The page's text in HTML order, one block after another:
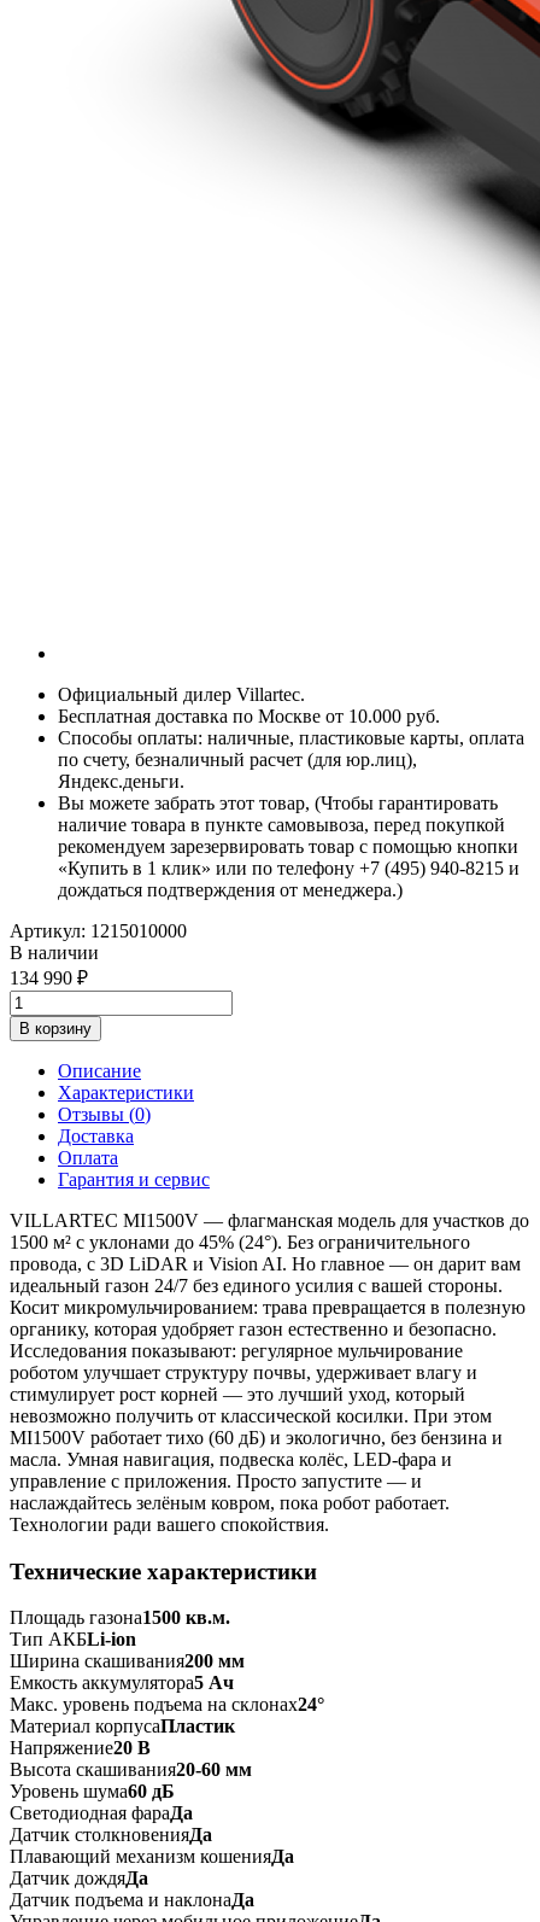
Официальный дилер Villartec.
Бесплатная доставка по Москве от 10.000 руб.
Способы оплаты: наличные, пластиковые карты, оплата
по счету, безналичный расчет (для юр.лиц),
Яндекс.деньги.
Вы можете забрать этот товар, (Чтобы гарантировать
наличие товара в пункте самовывоза, перед покупкой
рекомендуем зарезервировать товар с помощью кнопки
«Купить в 1 клик» или по телефону +7 (495) 940-8215 и
дождаться подтверждения от менеджера.)
Артикул: 1215010000
В наличии
134 990
В корзину
Описание
Характеристики
Отзывы (0)
Доставка
Оплата
Гарантия и сервис
VILLARTEC MI1500V — флагманская модель для участков до
1500 м² с уклонами до 45% (24°). Без ограничительного
провода, с 3D LiDAR и Vision AI. Но главное — он дарит вам
идеальный газон 24/7 без единого усилия с вашей стороны.
Косит микромульчированием: трава превращается в полезную
органику, которая удобряет газон естественно и безопасно.
Исследования показывают: регулярное мульчирование
роботом улучшает структуру почвы, удерживает влагу и
стимулирует рост корней — это лучший уход, который
невозможно получить от классической косилки. При этом
MI1500V работает тихо (60 дБ) и экологично, без бензина и
масла. Умная навигация, подвеска колёс, LED-фара и
управление с приложения. Просто запустите — и
наслаждайтесь зелёным ковром, пока робот работает.
Технологии ради вашего спокойствия.
Технические характеристики
Площадь газона1500 кв.м.
Тип АКБLi-ion
Ширина скашивания200 мм
Емкость аккумулятора5 Ач
Макс. уровень подъема на склонах24°
Материал корпусаПластик
Напряжение20 В
Высота скашивания20-60 мм
Уровень шума60 дБ
Светодиодная фараДа
Датчик столкновенияДа
Плавающий механизм кошенияДа
Датчик дождяДа
Датчик подъема и наклонаДа